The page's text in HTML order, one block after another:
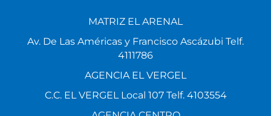
MATRIZ EL ARENAL
Av. De Las Américas y Francisco Ascázubi Telf.
4111786
AGENCIA EL VERGEL
C.C. EL VERGEL Local 107 Telf. 4103554